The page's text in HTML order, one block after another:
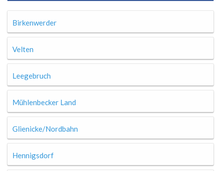
Birkenwerder
Velten
Leegebruch
Mühlenbecker Land
Glienicke/Nordbahn
Hennigsdorf